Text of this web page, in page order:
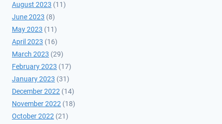
August 2023 (11)
June 2023 (8)
May 2023 (11)
April 2023 (16)
March 2023 (29)
February 2023 (17)
January 2023 (31)
December 2022 (14)
November 2022 (18)
October 2022 (21)